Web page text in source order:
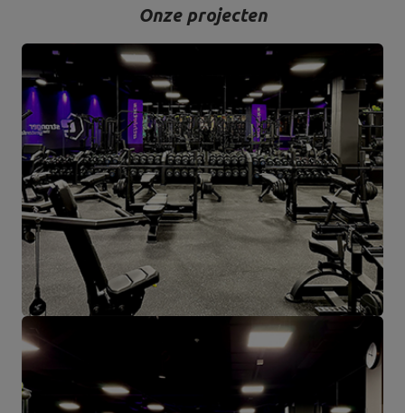
Onze projecten